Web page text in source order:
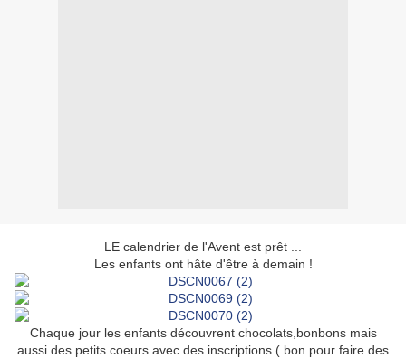
LE calendrier de l'Avent est prêt ...
Les enfants ont hâte d'être à demain !
Chaque jour les enfants découvrent chocolats,bonbons mais
aussi des petits coeurs avec des inscriptions ( bon pour faire des